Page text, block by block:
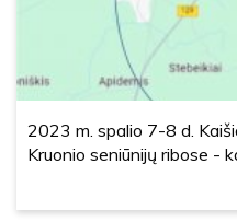
2023 m. spalio 7-8 d.
Kruonio seniūnijų ribose -